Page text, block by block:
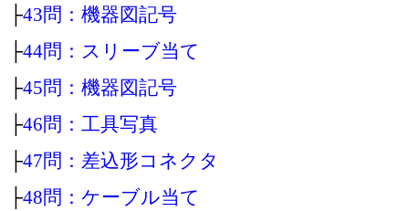
├43問：機器図記号
├44問：スリーブ当て
├45問：機器図記号
├46問：工具写真
├47問：差込形コネクタ
├48問：ケーブル当て